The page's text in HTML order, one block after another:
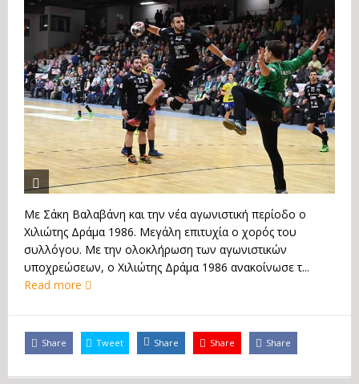
Με Σάκη Βαλαβάνη και την νέα αγωνιστική περίοδο ο
Χιλιώτης Δράμα 1986. Μεγάλη επιτυχία ο χορός του
συλλόγου. Με την ολοκλήρωση των αγωνιστικών
υποχρεώσεων, ο Χιλιώτης Δράμα 1986 ανακοίνωσε τ...
Read more
Share Tweet Share Share Share